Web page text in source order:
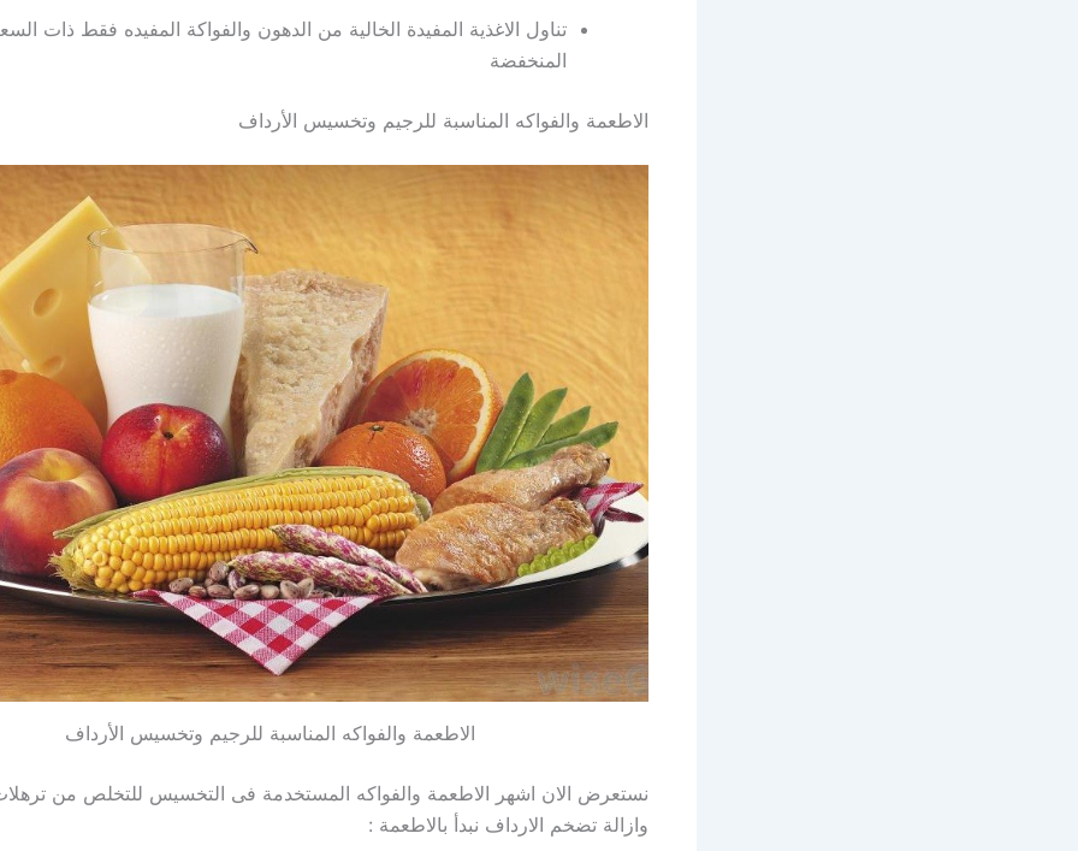
تناول الاغذية المفيدة الخالية من الدهون والفواكة المفيده فقط ذات
المنخفضة
الاطعمة والفواكه المناسبة للرجيم وتخسيس الأرداف
الاطعمة والفواكه المناسبة للرجيم وتخسيس الأرداف
نستعرض الان اشهر الاطعمة والفواكه المستخدمة فى التخسيس للتخلص من
وازالة تضخم الارداف نبدأ بالاطعمة :